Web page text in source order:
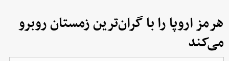
هرمز اروپا را با گران‌ترین زمستان روبرو
می‌کند